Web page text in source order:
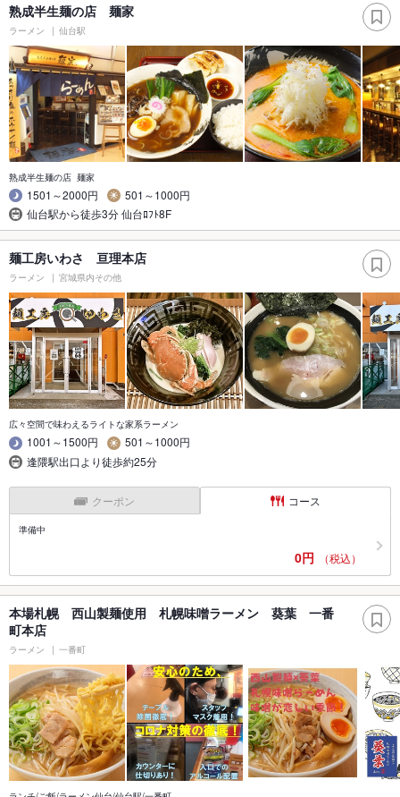
熟成半生麺の店 麺家
ラーメン 仙台駅
熟成半生麺の店 麺家
1501～2000円
501～1000円
仙台駅から徒歩3分 仙台ﾛﾌﾄ8F
麺工房いわさ 亘理本店
ラーメン 宮城県内その他
広々空間で味わえるライトな家系ラーメン
1001～1500円
501～1000円
逢隈駅出口より徒歩約25分
クーポン コース
準備中
0円 （税込）
本場札幌 西山製麺使用 札幌味噌ラーメン 葵葉 一番
町本店
ラーメン 一番町